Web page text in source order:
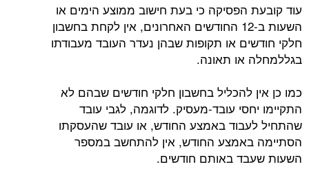
עוד קובעת הפסיקה כי בעת חישוב ממוצע הימים או
השעות ב-12 החודשים האחרונים, אין לקחת בחשבון
חלקי חודשים או תקופות שבהן נעדר העובד מעבודתו
בגללמחלה או תאונה.
כמו כן אין להכליל בחשבון חלקי חודשים שבהם לא
התקיימו יחסי עובד-מעסיק. לדוגמה, לגבי עובד
שהתחיל לעבוד באמצע החודש, או עובד שהעסקתו
הסתיימה באמצע החודש, אין להתחשב במספר
השעות שעבד באותם חודשים.